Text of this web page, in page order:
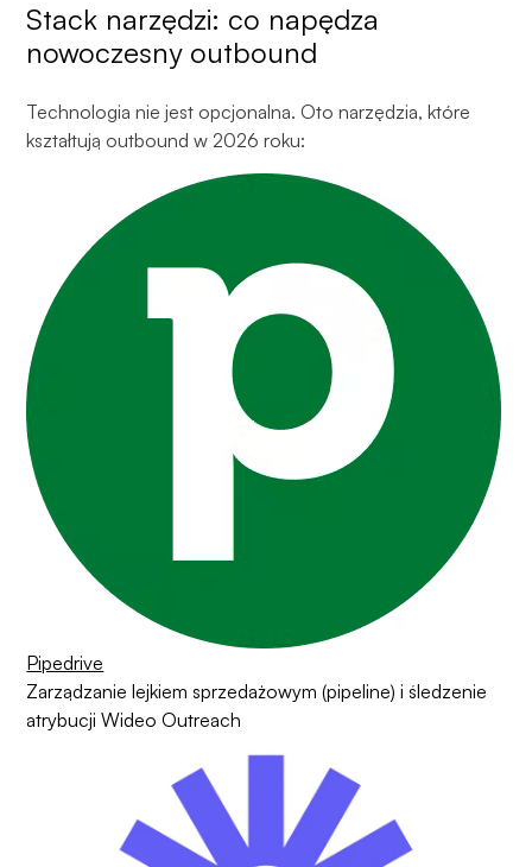
Stack narzędzi: co napędza
nowoczesny outbound
Technologia nie jest opcjonalna. Oto narzędzia, które
kształtują outbound w 2026 roku:
Pipedrive
Zarządzanie lejkiem sprzedażowym (pipeline) i śledzenie
atrybucji Wideo Outreach